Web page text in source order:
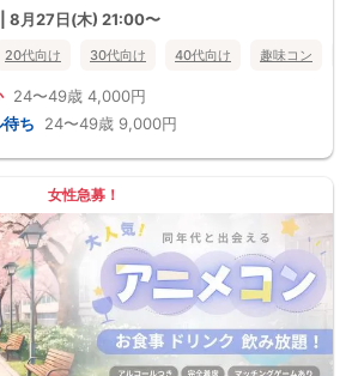
す。お相手の居住地はご自身の居住地と異なる場合
お願いしております。免許証やマイナンバーカード
。正確な終了時刻はイベント開始時にスタッフより
名（男女比調整のため定員になる前にキャンセル待
迄に最小催行人数に満たない場合は中止のご連絡を
8月27日(木) 21:00〜
20代向け 30代向け 40代向け 趣味コン
24〜49歳 4,000円
ち 24〜49歳 9,000円
女性急募！